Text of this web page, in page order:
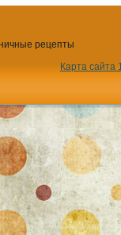
рецепты
Карта сайта